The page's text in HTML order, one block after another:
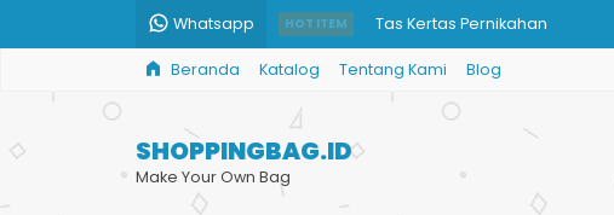
Whatsapp HOT ITEM Tas Kertas Pernikahan
Cetak Kantong Belanja Murah
Shopping Bag Harga Terbaru
Paper Bag Murah Printing Offset
Beranda Katalog Tentang Kami Blog
SHOPPINGBAG.ID
Make Your Own Bag